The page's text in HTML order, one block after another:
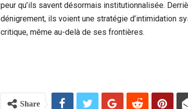
peur qu’ils savent désormais institutionnalisée.
dénigrement, ils voient une stratégie d’intimidation
critique, même au-delà de ses frontières.
Share